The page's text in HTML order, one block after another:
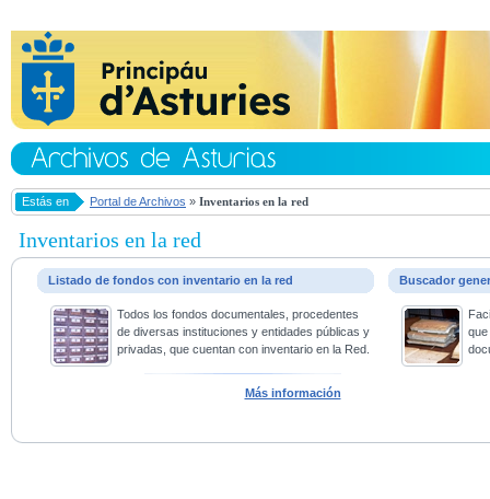
Estás en Portal de Archivos » Inventarios en la red
Inventarios en la red
Listado de fondos con inventario en la red
Todos los fondos documentales, procedentes
de diversas instituciones y entidades públicas y
privadas, que cuentan con inventario en la Red.
Más información
Buscador